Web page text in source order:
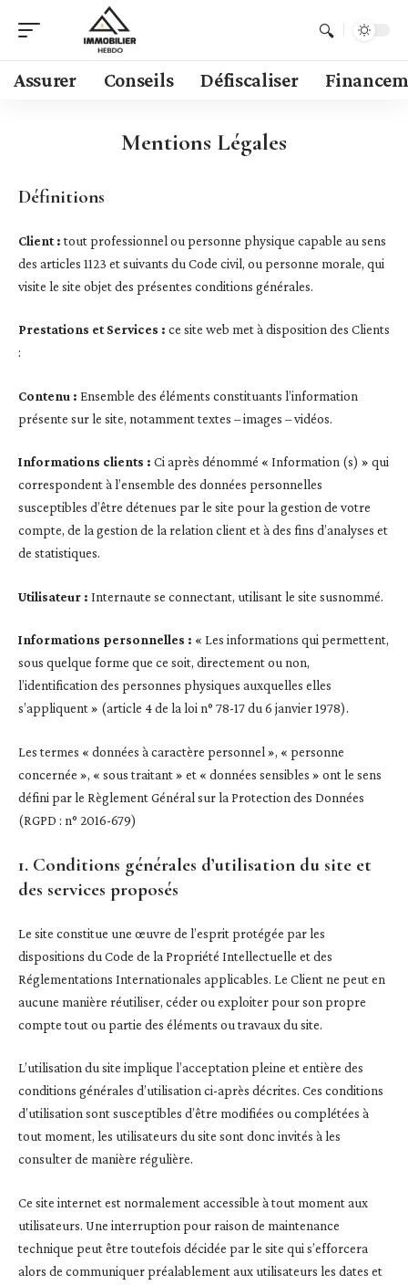
Assurer Conseils Défiscaliser
Mentions Légales
Définitions
Client : tout professionnel ou personne physique capable au sens
des articles 1123 et suivants du Code civil, ou personne morale, qui
visite le site objet des présentes conditions générales.
Prestations et Services : ce site web met à disposition des Clients
:
Contenu : Ensemble des éléments constituants l’information
présente sur le site, notamment textes – images – vidéos.
Informations clients : Ci après dénommé « Information (s) » qui
correspondent à l’ensemble des données personnelles
susceptibles d’être détenues par le site pour la gestion de votre
compte, de la gestion de la relation client et à des fins d’analyses et
de statistiques.
Utilisateur : Internaute se connectant, utilisant le site susnommé.
Informations personnelles : « Les informations qui permettent,
sous quelque forme que ce soit, directement ou non,
l’identification des personnes physiques auxquelles elles
s’appliquent » (article 4 de la loi n° 78-17 du 6 janvier 1978).
Les termes « données à caractère personnel », « personne
concernée », « sous traitant » et « données sensibles » ont le sens
défini par le Règlement Général sur la Protection des Données
(RGPD : n° 2016-679)
1. Conditions générales d’utilisation du site et
des services proposés
Le site constitue une œuvre de l’esprit protégée par les
dispositions du Code de la Propriété Intellectuelle et des
Réglementations Internationales applicables. Le Client ne peut en
aucune manière réutiliser, céder ou exploiter pour son propre
compte tout ou partie des éléments ou travaux du site.
L’utilisation du site implique l’acceptation pleine et entière des
conditions générales d’utilisation ci-après décrites. Ces conditions
d’utilisation sont susceptibles d’être modifiées ou complétées à
tout moment, les utilisateurs du site sont donc invités à les
consulter de manière régulière.
Ce site internet est normalement accessible à tout moment aux
utilisateurs. Une interruption pour raison de maintenance
technique peut être toutefois décidée par le site qui s’efforcera
alors de communiquer préalablement aux utilisateurs les dates et